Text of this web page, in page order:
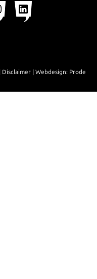
| Disclaimer| Webdesign: Prode